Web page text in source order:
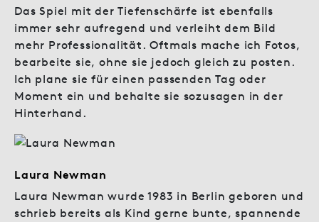
Das Spiel mit der Tiefenschärfe ist ebenfalls
immer sehr aufregend und verleiht dem Bild
mehr Professionalität. Oftmals mache ich Fotos,
bearbeite sie, ohne sie jedoch gleich zu posten.
Ich plane sie für einen passenden Tag oder
Moment ein und behalte sie sozusagen in der
Hinterhand.
Laura Newman
Laura Newman wurde 1983 in Berlin geboren und
schrieb bereits als Kind gerne bunte, spannende